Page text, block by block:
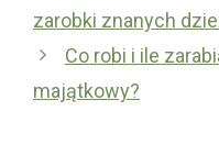
zarobki znanych
Co robi i ile
majątkowy?